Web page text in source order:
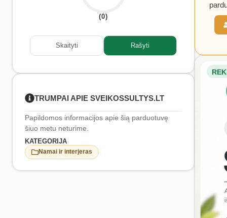
(0)
Skaityti Rašyti
TRUMPAI APIE SVEIKOSSULTYS.LT
Papildomos informacijos apie šią parduotuvę
šiuo metu neturime.
KATEGORIJA
Namai ir interjeras